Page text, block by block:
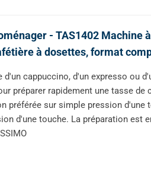
- TAS1402 Machine
à dosettes, format
d'un cappuccino, d'un expresso ou
préparer rapidement une tasse de
préférée sur simple pression d'une
d'une touche. La préparation est